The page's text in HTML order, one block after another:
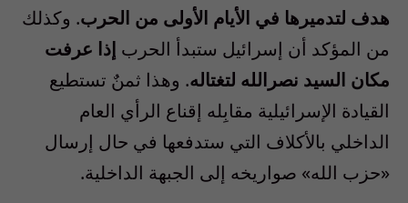
هدف لتدميرها في الأيام الأولى من الحرب. وكذلك
من المؤكد أن إسرائيل ستبدأ الحرب إذا عرفت
مكان السيد نصرالله لتغتاله. وهذا ثمنٌ تستطيع
القيادة الإسرائيلية مقابِله إقناع الرأي العام
الداخلي بالأكلاف التي ستدفعها في حال إرسال
«حزب الله» صواريخه إلى الجبهة الداخلية.